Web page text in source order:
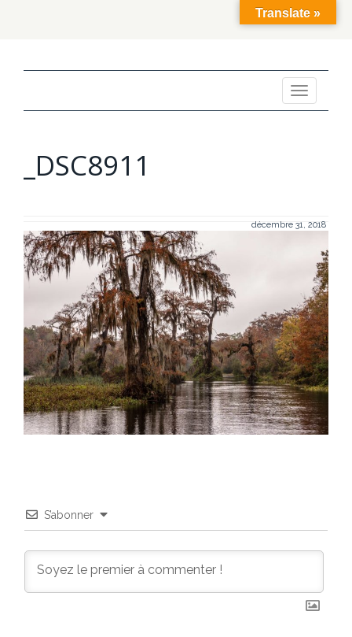
Toggle
navigation
_DSC8911
décembre 31, 2018
S’abonner
Translate »